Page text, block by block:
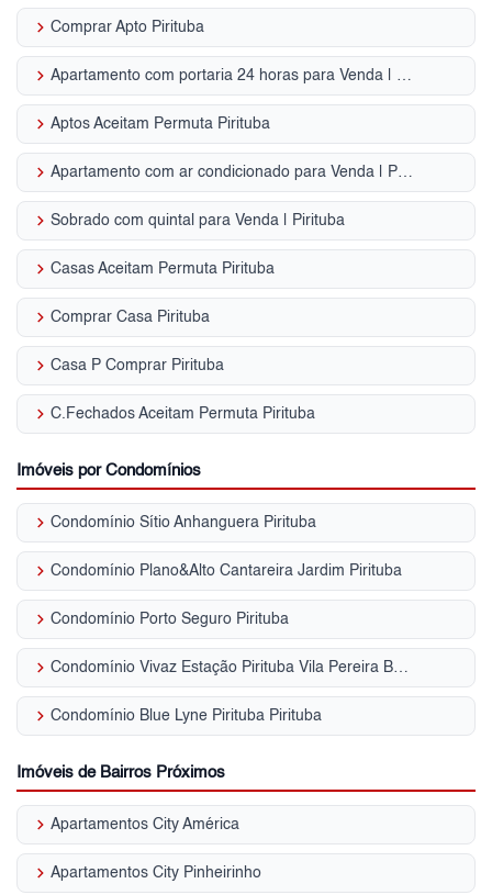
keyboard_arrow_right Comprar Apto Pirituba
keyboard_arrow_right Apartamento com portaria 24 horas para Venda | Pirituba
keyboard_arrow_right Aptos Aceitam Permuta Pirituba
keyboard_arrow_right Apartamento com ar condicionado para Venda | Pirituba
keyboard_arrow_right Sobrado com quintal para Venda | Pirituba
keyboard_arrow_right Casas Aceitam Permuta Pirituba
keyboard_arrow_right Comprar Casa Pirituba
keyboard_arrow_right Casa P Comprar Pirituba
keyboard_arrow_right C.Fechados Aceitam Permuta Pirituba
Imóveis por Condomínios
keyboard_arrow_right Condomínio Sítio Anhanguera Pirituba
keyboard_arrow_right Condomínio Plano&Alto Cantareira Jardim Pirituba
keyboard_arrow_right Condomínio Porto Seguro Pirituba
keyboard_arrow_right Condomínio Vivaz Estação Pirituba Vila Pereira Barreto
keyboard_arrow_right Condomínio Blue Lyne Pirituba Pirituba
Imóveis de Bairros Próximos
keyboard_arrow_right Apartamentos City América
keyboard_arrow_right Apartamentos City Pinheirinho